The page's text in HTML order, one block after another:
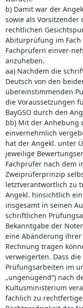
b) Damit war der
sowie als Vorsitzender
rechtlichen
Abiturprüfung im Fach
Fachprüfern einver-
anzuheben.
aa) Nachdem die
Deutsch von den
übereinstimmenden
die Voraussetzungen
BayGSO durch den
bb) Mit der Anhebung
einvernehmlich
hat der Angekl. unter
jeweilige
Fachprüfer nach dem
Zweiprüferprinzip
letztverantwortlich zu
Angekl. hinsichtlich
insgesamt in seinen
schriftlichen
Bekanntgabe der
eine Abänderung
Rechnung tragen
verweigerten. Dass
Prüfungsarbeiten im
„ungenügend“) nach
Kultusministerium
fachlich zu